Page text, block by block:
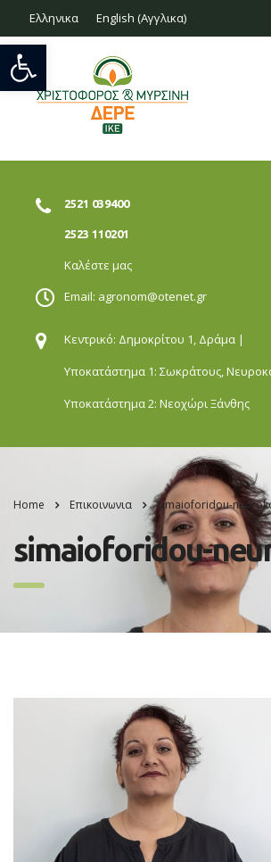
Ανοίξτε τη γραμμή εργαλείων
Ελληνικα English (Αγγλικα)
2521 039400
2523 110201
Καλέστε μας
Email: agronom@otenet.gr
Κεντρικό: Δημοκρίτου 1, Δράμα |
Υποκατάστημα 1: Σωκράτους,
Υποκατάστημα 2: ΝεοχώριΞάνθης
Home Επικοινωνια simaioforidou-
simaioforidou-